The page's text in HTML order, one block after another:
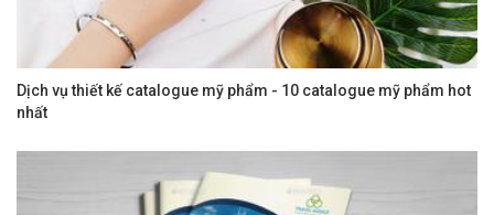
Dịch vụ thiết kế catalogue mỹ phẩm - 10 catalogue mỹ phẩm hot
nhất